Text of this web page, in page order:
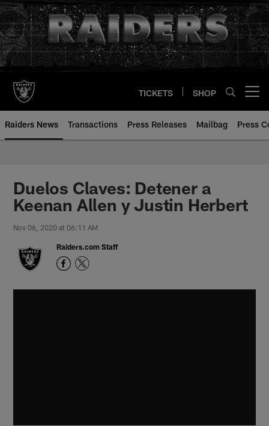
Skip
to
main
content
TICKETS SHOP
Raiders News Transactions Press Releases Mailbag Press
Duelos Claves: Detener a
Keenan Allen y Justin Herbert
Nov 06, 2020 at 06:11 AM
Raiders.com Staff